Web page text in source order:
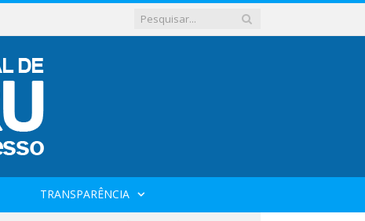
TRANSPARÊNCIA